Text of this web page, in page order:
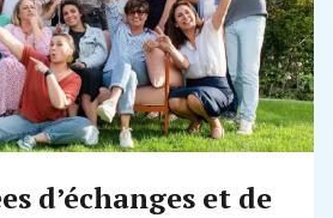
d’échanges et de